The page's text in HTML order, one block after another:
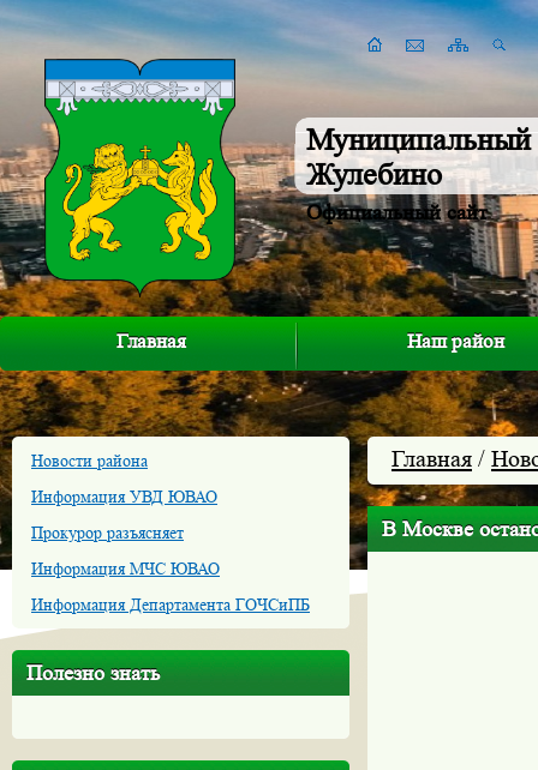
Муниципальный
Жулебино
Официальный сайт
Главная Наш район
Новости района
Информация УВД ЮВАО
Прокурор разъясняет
Информация МЧС ЮВАО
Информация Департамента ГОЧСиПБ
Полезно знать
Главная /
В Москве